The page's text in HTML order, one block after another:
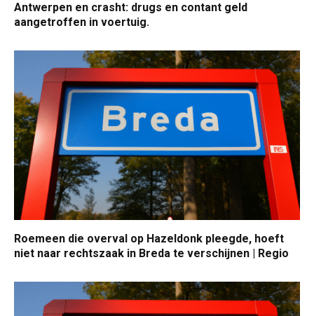
Antwerpen en crasht: drugs en contant geld
aangetroffen in voertuig.
Roemeen die overval op Hazeldonk pleegde, hoeft
niet naar rechtszaak in Breda te verschijnen | Regio